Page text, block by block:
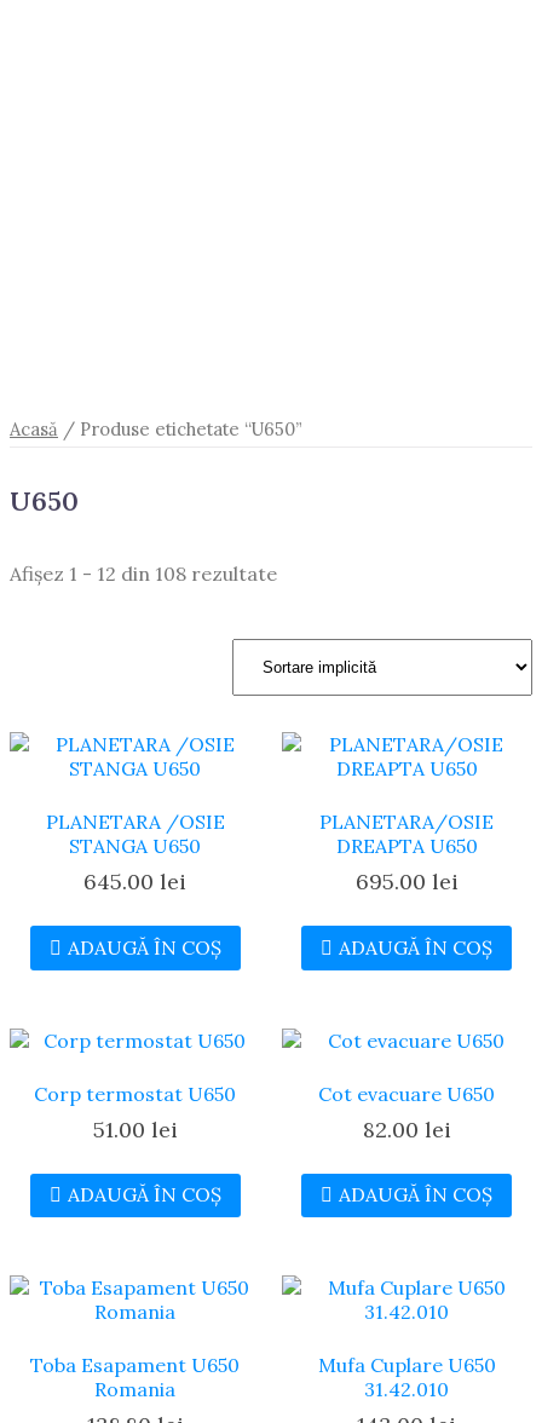
Acasă / Produse etichetate “U650”
U650
Afișez 1 - 12 din 108 rezultate
PLANETARA /OSIE
STANGA U650
645.00lei
ADAUGĂ ÎN COȘ
PLANETARA/OSIE
DREAPTA U650
695.00 lei
ADAUGĂ ÎN COȘ
Corp termostat U650
51.00 lei
ADAUGĂ ÎN COȘ
Cot evacuare U650
82.00 lei
ADAUGĂ ÎN COȘ
Toba Esapament U650
Romania
Mufa Cuplare U650
31.42.010